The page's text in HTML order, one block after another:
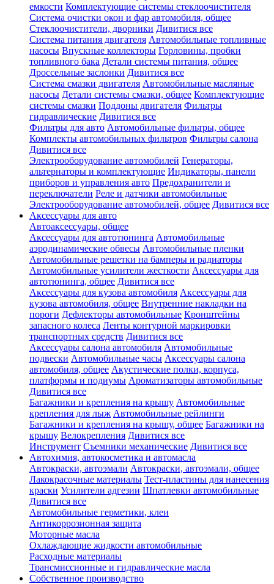
емкости Комплектующие системы стеклоочистителя
Система очистки окон и фар автомобиля, общее
Стеклоочистители, дворники Дивитися все
Система питания двигателя Автомобильные топливные
насосы Впускные коллекторы Горловины, пробки
топливного бака Детали системы питания, общее
Дроссельные заслонки Дивитися все
Система смазки двигателя Автомобильные масляные
насосы Детали системы смазки, общее Комплектующие
системы смазки Поддоны двигателя Фильтры
гидравлические Дивитися все
Фильтры для авто Автомобильные фильтры, общее
Комплекты автомобильных фильтров Фильтры салона
Дивитися все
Электрооборудование автомобилей Генераторы,
альтернаторы и комплектующие Индикаторы, панели
приборов и управления авто Предохранители и
переключатели Реле и датчики автомобильные
Электрооборудование автомобилей, общее Дивитися все
Аксессуары для авто
Автоаксессуары, общее
Аксессуары для автотюнинга Автомобильные
аэродинамические обвесы Автомобильные пленки
Автомобильные решетки на бамперы и радиаторы
Автомобильные усилители жесткости Аксессуары для
автотюнинга, общее Дивитися все
Аксессуары для кузова автомобиля Аксессуары для
кузова автомобиля, общее Внутренние накладки на
пороги Дефлекторы автомобильные Кронштейны
запасного колеса Ленты контурной маркировки
транспортных средств Дивитися все
Аксессуары салона автомобиля Автомобильные
подвески Автомобильные часы Аксессуары салона
автомобиля, общее Акустические полки, корпуса,
платформы и подиумы Ароматизаторы автомобильные
Дивитися все
Багажники и крепления на крышу Автомобильные
крепления для лыж Автомобильные рейлинги
Багажники и крепления на крышу, общее Багажники на
крышу Велокрепления Дивитися все
Инструмент Съемники механические Дивитися все
Автохимия, автокосметика и автомасла
Автокраски, автоэмали Автокраски, автоэмали, общее
Лакокрасочные материалы Тест-пластины для нанесения
краски Усилители адгезии Шпатлевки автомобильные
Дивитися все
Автомобильные герметики, клеи
Антикоррозионная защита
Моторные масла
Охлаждающие жидкости автомобильные
Расходные материалы
Трансмиссионные и гидравлические масла
Собственное производство